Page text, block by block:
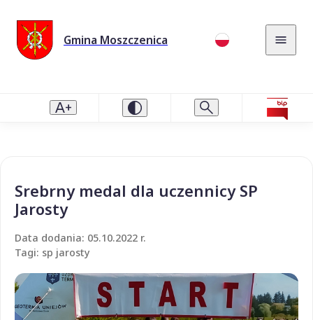
Gmina Moszczenica
Srebrny medal dla uczennicy SP
Jarosty
Data dodania: 05.10.2022 r.
Tagi: sp jarosty